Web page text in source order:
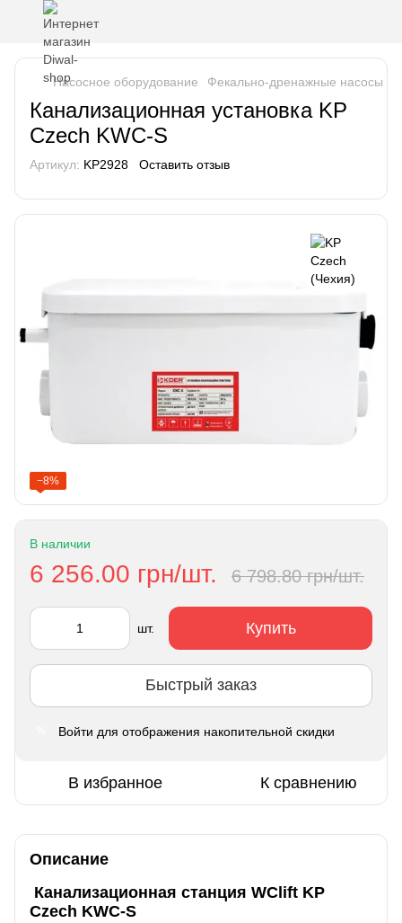
Насосное оборудование Фекально-дренажные насосы
Канализационная установка KP
Czech KWC-S
Артикул: KP2928 Оставить отзыв
−8%
В наличии
6 256.00 грн/шт. 6 798.80 грн/шт.
шт. Купить
Быстрый заказ
Войти для отображения накопительной скидки
В избранное К сравнению
Описание
Канализационная станция WClift KP
Czech KWC-S